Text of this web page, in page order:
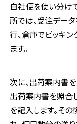
自社便を使い分け
所では、受注デー
行、倉庫でピッキ
ます。
次に、出荷案内書
出荷案内書を照合
を記入します。そ